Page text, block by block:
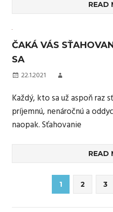
READ
ČAKÁ VÁS
SA
22.1.2021
Každý, kto sa už aspoň raz
príjemnú, nenáročnú a
naopak. Sťahovanie
READ
Stránkování
příspěvků
1 2 3